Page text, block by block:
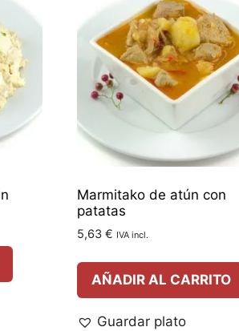
Marmitako de atún con
patatas
5,63 € IVA incl.
AÑADIR AL CARRITO
Guardar plato